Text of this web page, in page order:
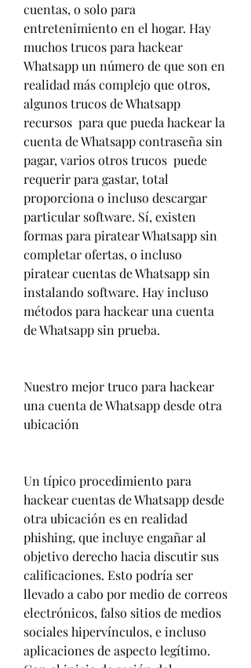
cuentas, o solo para
entretenimiento en el hogar. Hay
muchos trucos para hackear
Whatsapp un número de que son en
realidad más complejo que otros,
algunos trucos de Whatsapp
recursos  para que pueda hackear la
cuenta de Whatsapp contraseña sin
pagar, varios otros trucos  puede
requerir para gastar, total
proporciona o incluso descargar
particular software. Sí, existen
formas para piratear Whatsapp sin
completar ofertas, o incluso
piratear cuentas de Whatsapp sin
instalando software. Hay incluso
métodos para hackear una cuenta
de Whatsapp sin prueba.
Nuestro mejor truco para hackear
una cuenta de Whatsapp desde otra
ubicación
Un típico procedimiento para
hackear cuentas de Whatsapp desde
otra ubicación es en realidad
phishing, que incluye engañar al
objetivo derecho hacia discutir sus
calificaciones. Esto podría ser
llevado a cabo por medio de correos
electrónicos, falso sitios de medios
sociales hipervínculos, e incluso
aplicaciones de aspecto legítimo.